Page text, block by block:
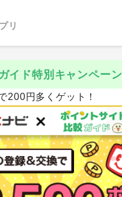
リ
イド特別キャンペーン
200円多くゲット！